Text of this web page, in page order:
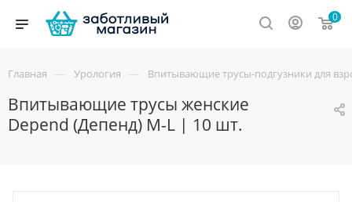
0
Главная — Урология — Впитывающие трусы-подгузники для
Впитывающие трусы женские
Depend (Депенд) M-L | 10 шт.